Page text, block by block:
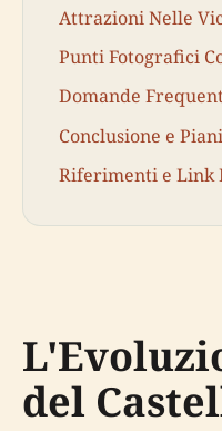
Attrazioni Nelle
Punti Fotografici
Domande
Conclusione e
Riferimenti e Link
del